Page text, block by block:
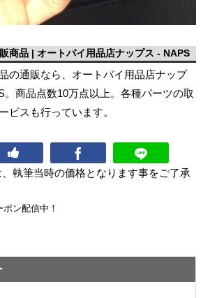
商品 | オートバイ用品店ナップス - NAPS
の通販なら、オートバイ用品店ナップ
。商品点数10万点以上。各種パーツの取
ビスも行っています。
執筆当時の価格となります事をご了承
ン配信中！